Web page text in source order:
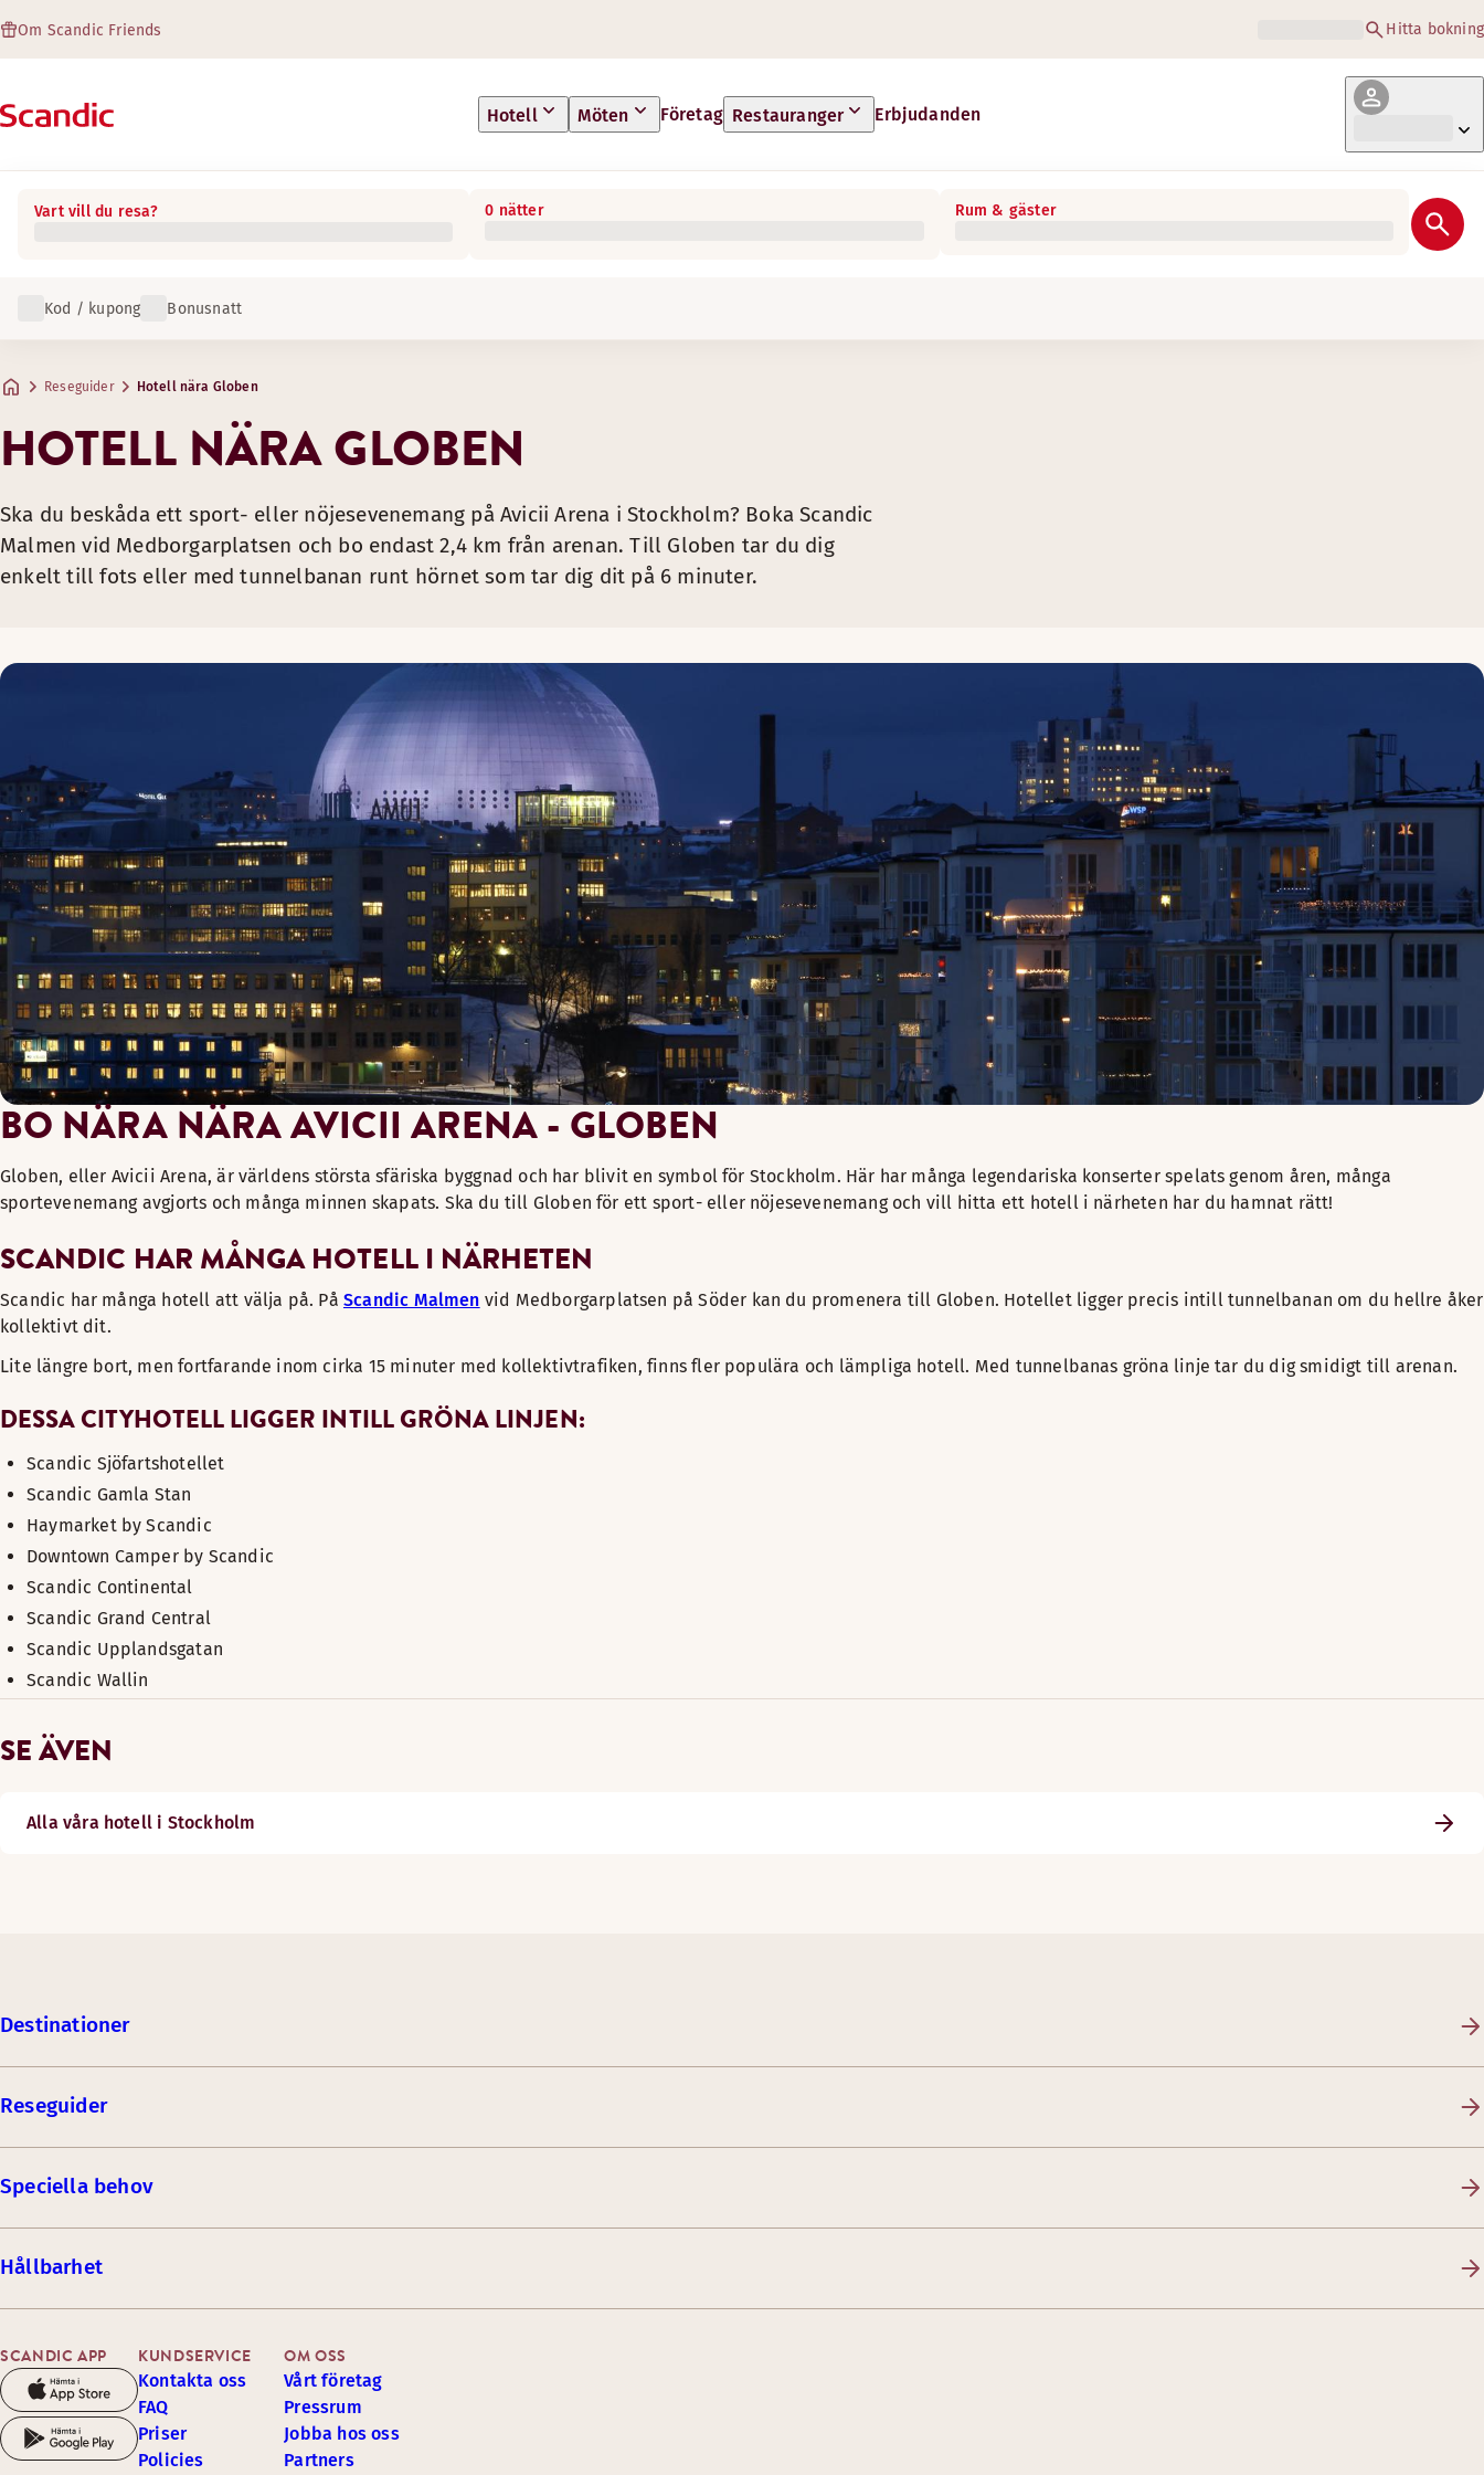
Om Scandic Friends Hitta bokning
Hotell Möten Företag Restauranger Erbjudanden
Vart vill du resa? 0 nätter Rum & gäster
Kod / kupong Bonusnatt
Reseguider Hotell nära Globen
HOTELL NÄRA GLOBEN
Ska du beskåda ett sport- eller nöjesevenemang på Avicii Arena i Stockholm? Boka Scandic
Malmen vid Medborgarplatsen och bo endast 2,4 km från arenan. Till Globen tar du dig
enkelt till fots eller med tunnelbanan runt hörnet som tar dig dit på 6 minuter.
BO NÄRA NÄRA AVICII ARENA - GLOBEN
Globen, eller Avicii Arena, är världens största sfäriska byggnad och har blivit en symbol för Stockholm. Här har många legendariska konserter spelats genom åren, många
sportevenemang avgjorts och många minnen skapats. Ska du till Globen för ett sport- eller nöjesevenemang och vill hitta ett hotell i närheten har du hamnat rätt!
SCANDIC HAR MÅNGA HOTELL I NÄRHETEN
Scandic har många hotell att välja på. På Scandic Malmen vid Medborgarplatsen på Söder kan du promenera till Globen. Hotellet ligger precis intill tunnelbanan om du hellre åker
kollektivt dit.
Lite längre bort, men fortfarande inom cirka 15 minuter med kollektivtrafiken, finns fler populära och lämpliga hotell. Med tunnelbanas gröna linje tar du dig smidigt till arenan.
DESSA CITYHOTELL LIGGER INTILL GRÖNA LINJEN:
Scandic Sjöfartshotellet
Scandic Gamla Stan
Haymarket by Scandic
Downtown Camper by Scandic
Scandic Continental
Scandic Grand Central
Scandic Upplandsgatan
Scandic Wallin
SE ÄVEN
Alla våra hotell i Stockholm
Destinationer
Reseguider
Speciella behov
Hållbarhet
SCANDIC APP KUNDSERVICE
Kontakta oss
FAQ
Priser
Policies
OM OSS
Vårt företag
Pressrum
Jobba hos oss
Partners